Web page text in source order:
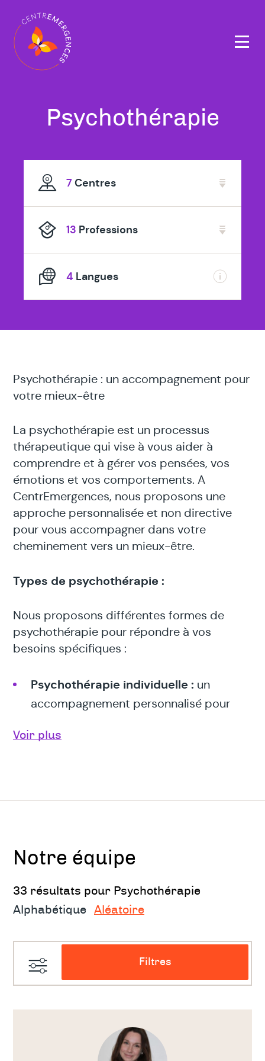
Tous
thérapeutes
spécialisé
en
Psychothérapie
7 Centres
13 Professions
4 Langues
Navigation
principale
Psychothérapie : un accompagnement pour
votre mieux-être
La psychothérapie est un processus
thérapeutique qui vise à vous aider à
comprendre et à gérer vos pensées, vos
émotions et vos comportements. A
CentrEmergences, nous proposons une
approche personnalisée et non directive
pour vous accompagner dans votre
cheminement vers un mieux-être.
Types de psychothérapie :
Nous proposons différentes formes de
psychothérapie pour répondre à vos
besoins spécifiques :
Psychothérapie individuelle : un
accompagnement personnalisé pour
émotions et vos comportements.
améliorer votre communication et votre
Psychothérapie de groupe :
accompagnement en groupe pour vous
aider à partager vos expériences et à
apprendre des autres.
Avantages de la psychothérapie :
La psychothérapie peut vous aider à :
Gérer vos émotions :
reconnaître et à gérer vos émotions pour
améliorer votre bien-être.
Voir plus
Notre équipe
33 résultats pour Psychothérapie
Alphabétique
Aléatoire
Filtres
Voir